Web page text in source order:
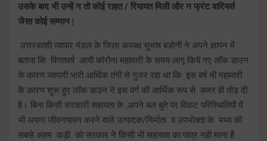
उसके बाद भी उन्हें न तो कोई राहत / रियायत मिली और न फ्रंट वारियर्स
जैसा कोई सम्मान |
उत्तरकाशी व्यापार मंडल के जिला अध्यक्ष सुभाष बडोनी ने अपने ज्ञापन में
बताया कि विगतवर्ष आयी कोरोना महामारी के समय लागू किये गए लॉक डाउन
के कारण व्यापारी भारी आर्थिक तंगी से गुजर रहा था कि इस वर्ष भी महामारी
के कारण शुरू हुए लॉक डाउन ने इस वर्ग की आर्थिक रूप से कमर ही तोड़ दी
है। बिना किसी सरकारी सहायता के ,अपने बल बुते पर विकट परिस्थितियों में
भी अपना जीवनयापन करने वाले उत्पादक/निर्माता व उपभोक्ता के मध्य की
सबसे अहम कड़ी को सरकार ने किसी भी सहायता का पात्र नही माना है